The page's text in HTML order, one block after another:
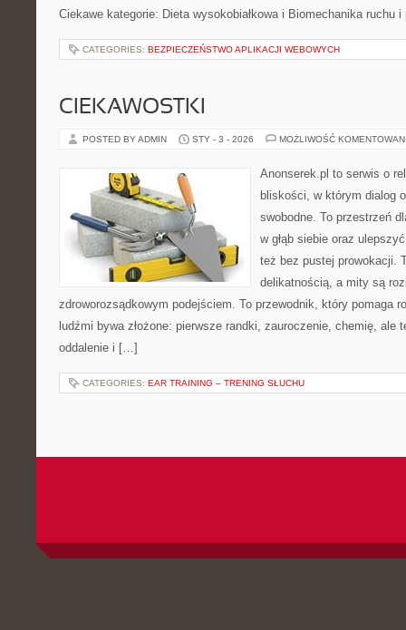
Ciekawe kategorie: Dieta wysokobiałkowa i Biomechanika ruchu
CATEGORIES: BEZPIECZEŃSTWO APLIKACJI WEBOWYCH
CIEKAWOSTKI
POSTED BY ADMIN STY - 3 - 2026 MOŻLIWOŚĆ
Anonserek.pl to serwis o
bliskości, w którym dialog
swobodne. To przestrzeń
w głąb siebie oraz
też bez pustej prowokacji.
delikatnością, a mity są
zdroworozsądkowym podejściem. To przewodnik, który pomaga
ludźmi bywa złożone: pierwsze randki, zauroczenie, chemię, ale
oddalenie i […]
CATEGORIES: EAR TRAINING – TRENING SŁUCHU